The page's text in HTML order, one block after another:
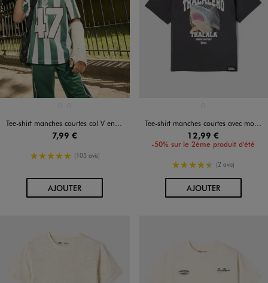
Tee-shirt manches courtes col V en maille sport garçon
7,99 €
5/5 de moyenne
(105 avis)
AJOUTERAU PANIER
Tee-shirt manches courtes avec motif requin garçon - Skifidol Italian Brainrot
12,99 €
-50% sur le 2ème produit d'été
4.5/5 de moyenne
(2 avis)
AJOUTERAU PANIER